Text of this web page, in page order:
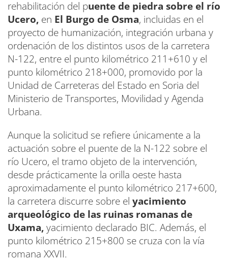
rehabilitación del puente de piedra sobre el río
Ucero, en El Burgo de Osma, incluidas en el
proyecto de humanización, integración urbana y
ordenación de los distintos usos de la carretera
N-122, entre el punto kilométrico 211+610 y el
punto kilométrico 218+000, promovido por la
Unidad de Carreteras del Estado en Soria del
Ministerio de Transportes, Movilidad y Agenda
Urbana.
Aunque la solicitud se refiere únicamente a la
actuación sobre el puente de la N-122 sobre el
río Ucero, el tramo objeto de la intervención,
desde prácticamente la orilla oeste hasta
aproximadamente el punto kilométrico 217+600,
la carretera discurre sobre el yacimiento
arqueológico de las ruinas romanas de
Uxama,yacimiento declarado BIC. Además, el
punto kilométrico 215+800 se cruza con la vía
romana XXVII.